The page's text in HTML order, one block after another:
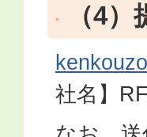
（4
社名】